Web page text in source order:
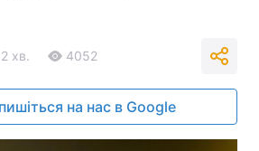
2 хв. 4052
на нас в Google